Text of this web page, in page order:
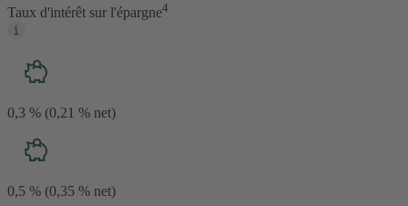
Taux d'intérêt sur l'épargne4
0,3 % (0,21 % net)
0,5 % (0,35 % net)